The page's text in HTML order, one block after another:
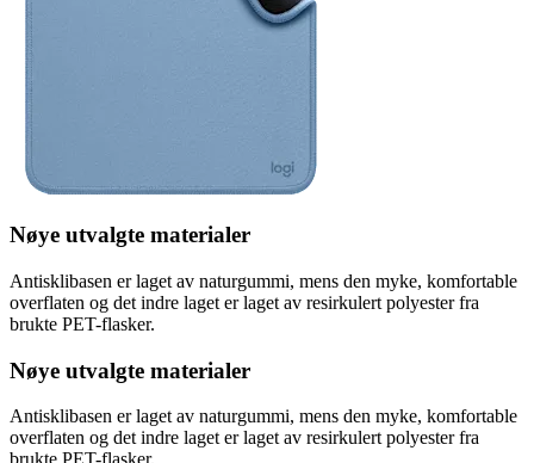
Nøye utvalgte materialer
Antisklibasen er laget av naturgummi, mens den myke, komfortable
overflaten og det indre laget er laget av resirkulert polyester fra
brukte PET-flasker.
Nøye utvalgte materialer
Antisklibasen er laget av naturgummi, mens den myke, komfortable
overflaten og det indre laget er laget av resirkulert polyester fra